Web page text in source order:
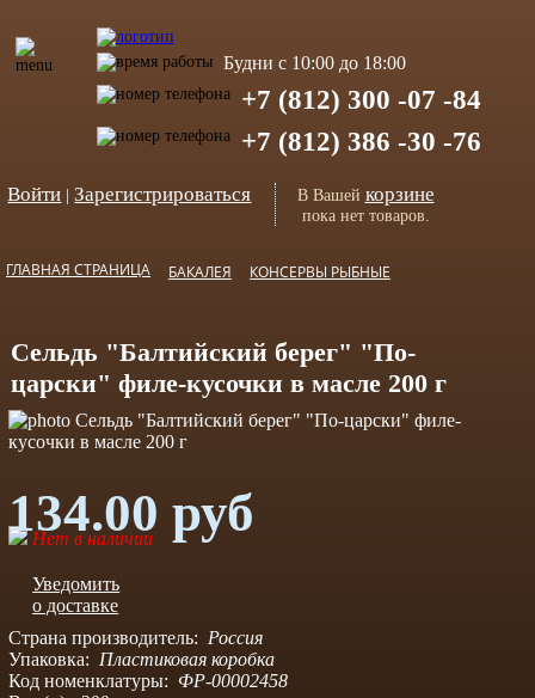
Будни с 10:00 до 18:00
+7 (812) 300 -07 -84
+7 (812) 386 -30 -76
Войти |Зарегистрироваться В Вашей корзине
пока нет товаров.
ГЛАВНАЯ СТРАНИЦА БАКАЛЕЯ КОНСЕРВЫ РЫБНЫЕ
Сельдь "Балтийский берег" "По-
царски" филе-кусочки в масле 200 г
134.00 руб
Нет в наличии
Уведомить
о доставке
Страна производитель: Россия
Упаковка: Пластиковая коробка
Код номенклатуры: ФР-00002458